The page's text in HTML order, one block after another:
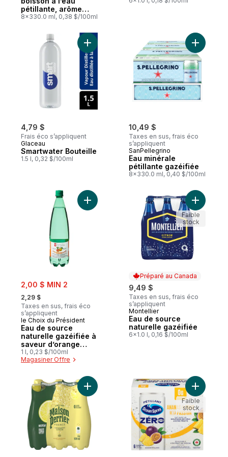
pétillante, arôme
naturel de mûre,
édulcorant, sans
sodium, recueillie et
embouteillée en
8x330.0 ml, 0,38 $/100ml
4,79 $
Frais éco s’appliquent
Glaceau
Smartwater Bouteille
1.5 l, 0,32 $/100ml
Ajouter Smartwater Bouteille au panier
10,49 $
Taxes en sus, frais éco
s’appliquent
SanPellegrino
Eau minérale
pétillante gazéifiée
8x330.0 ml, 0,40 $/100ml
Ajouter
sale:
2,00 $ MIN 2
, formerly:
2,29 $
Taxes en sus, frais éco
s’appliquent
le Choix du Président
Eau de source
naturelle gazéifiée à
saveur d’orange
sanguine
1 l, 0,23 $/100ml
Magasiner Offre
Ajouter Eau de source naturelle
Préparé au Canada
9,49 $
Taxes en sus, frais éco
s’appliquent
Préparé au Canada
Montellier
Eau de source
naturelle gazéifiée
6x1.0 l, 0,16 $/100ml
Ajouter
Faible
stock
Ajouter Boisson à l’eau pétillante,Ajouter
Faible
stock